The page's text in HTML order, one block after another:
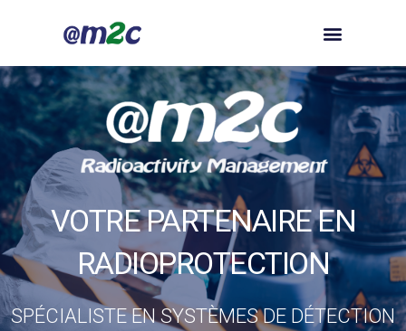
VOTRE PARTENAIRE EN
RADIOPROTECTION
SPÉCIALISTE EN SYSTÈMES DE DÉTECTION